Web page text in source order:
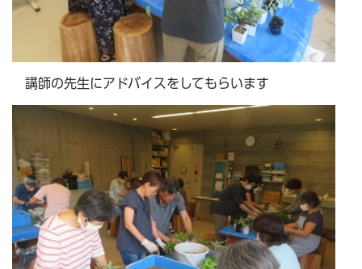
講師の先生にアドバイスをしてもらいます